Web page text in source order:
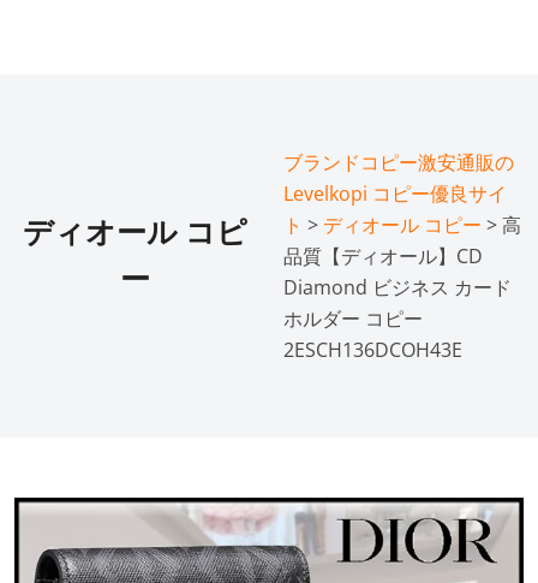
ディオール コピ
ー
ブランドコピー激安通販の
Levelkopi コピー優良サイ
ト > ディオール コピー > 高
品質【ディオール】CD
Diamond ビジネス カード
ホルダー コピー
2ESCH136DCOH43E